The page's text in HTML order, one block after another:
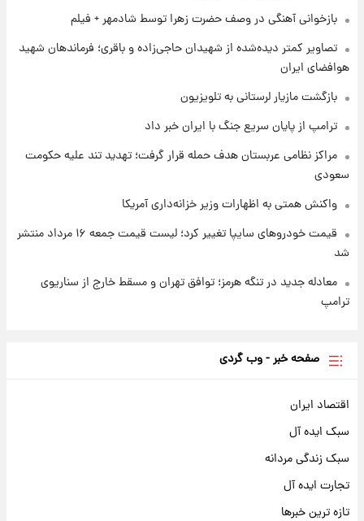
شارژ جدید کالابرگ برای سه دهک؛ جزئیات اعلام
بازخوانی آهنگی در وصف حضرت زهرا توسط شادمهر + فیلم
تصاویر کمتر دیده‌شده از شهیدان حاجی‌زاده و باقری؛ فرماندهان شهید
هوافضای ایران
بازگشت مازیار لرستانی به تلویزیون
ترامپ از پایان سریع جنگ با ایران خبر داد
مراکز نظامی عربستان هدف حمله قرار گرفت؛ تهدید تند علیه حکومت
سعودی
واکنش همتی به اظهارات وزیر خزانه‌داری آمریکا
قیمت خودروهای سایپا تغییر کرد؛ لیست قیمت جمعه ۱۶ مرداد منتشر
شد
معادله جدید در تنگه هرمز؛ توافق تهران و مسقط خارج از سناریوی
ترامپ
صفحه خبر - وب گردی
اقتصاد ایران
سبک ایده آل
سبک زندگی مردانه
تجارت ایده آل
تازه ترین خبرها